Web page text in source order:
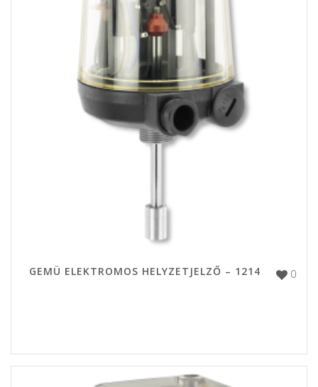
0
GEMÜ ELEKTROMOS HELYZETJELZŐ – 1214